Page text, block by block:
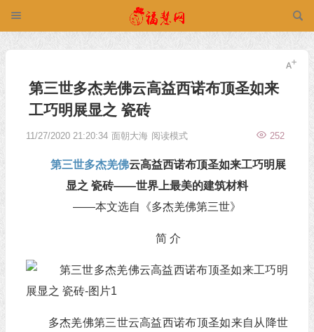
第三世多杰羌佛云高益西诺布顶圣如来
工巧明展显之 瓷砖
11/27/2020 21:20:34 面朝大海 252
阅读模式
第三世多杰羌佛云高益西诺布顶圣如来工巧明展
显之 瓷砖——世界上最美的建筑材料
——本文选自《多杰羌佛第三世》
简 介
多杰羌佛第三世云高益西诺布顶圣如来自从降世